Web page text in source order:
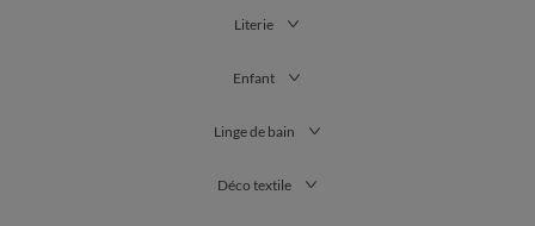
Literie
Enfant
Linge de bain
Déco textile